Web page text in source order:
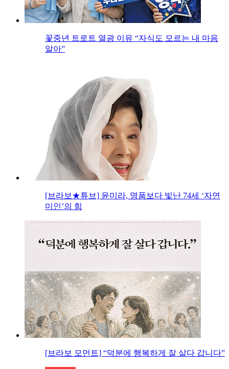
꽃중년 트로트 열광 이유 “자식도 모르는 내 마음
알아”
[브라보★튜브] 윤미라, 명품보다 빛난 74세 ‘자연
미인’의 힘
[브라보 모먼트] “덕분에 행복하게 잘 살다 갑니다”